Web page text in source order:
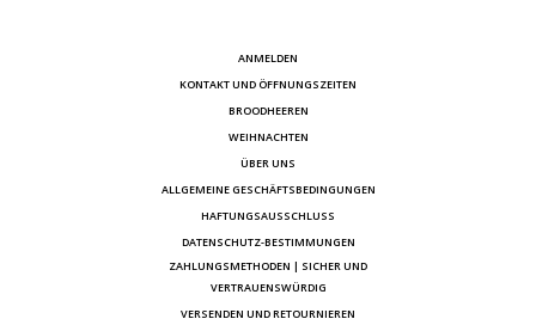
ANMELDEN
KONTAKT UND ÖFFNUNGSZEITEN
BROODHEEREN
WEIHNACHTEN
ÜBER UNS
ALLGEMEINE GESCHÄFTSBEDINGUNGEN
HAFTUNGSAUSSCHLUSS
DATENSCHUTZ-BESTIMMUNGEN
ZAHLUNGSMETHODEN | SICHER UND
VERTRAUENSWÜRDIG
VERSENDEN UND RETOURNIEREN